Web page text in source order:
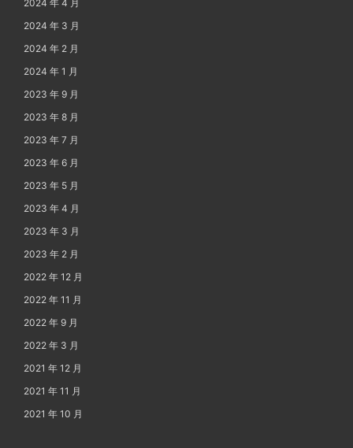
2024 年 4 月
2024 年 3 月
2024 年 2 月
2024 年 1 月
2023 年 9 月
2023 年 8 月
2023 年 7 月
2023 年 6 月
2023 年 5 月
2023 年 4 月
2023 年 3 月
2023 年 2 月
2022 年 12 月
2022 年 11 月
2022 年 9 月
2022 年 3 月
2021 年 12 月
2021 年 11 月
2021 年 10 月